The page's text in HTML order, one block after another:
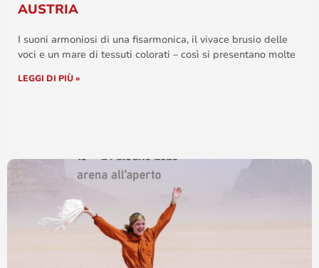
AUSTRIA
I suoni armoniosi di una fisarmonica, il vivace brusio delle
voci e un mare di tessuti colorati – così si presentano molte
LEGGI DI PIÙ »